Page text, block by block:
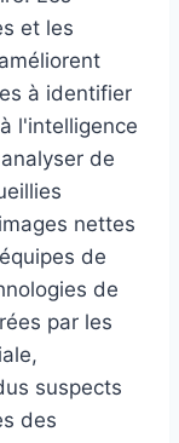
et les
à identifier
l'intelligence
de
nettes
de
de
par les
suspects
des